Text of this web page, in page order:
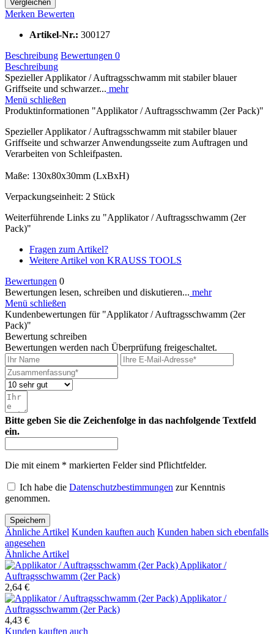
Vergleichen
Merken Bewerten
Artikel-Nr.: 300127
Beschreibung Bewertungen 0
Beschreibung
Spezieller Applikator / Auftragsschwamm mit stabiler blauer
Griffseite und schwarzer... mehr
Menü schließen
Produktinformationen "Applikator / Auftragsschwamm (2er Pack)"
Spezieller Applikator / Auftragsschwamm mit stabiler blauer
Griffseite und schwarzer Anwendungsseite zum Auftragen und
Verarbeiten von Schleifpasten.
Maße: 130x80x30mm (LxBxH)
Verpackungseinheit: 2 Stück
Weiterführende Links zu "Applikator / Auftragsschwamm (2er
Pack)"
Fragen zum Artikel?
Weitere Artikel von KRAUSS TOOLS
Bewertungen 0
Bewertungen lesen, schreiben und diskutieren... mehr
Menü schließen
Kundenbewertungen für "Applikator / Auftragsschwamm (2er
Pack)"
Bewertung schreiben
Bewertungen werden nach Überprüfung freigeschaltet.
Bitte geben Sie die Zeichenfolge in das nachfolgende Textfeld
ein.
Die mit einem * markierten Felder sind Pflichtfelder.
Ich habe die Datenschutzbestimmungen zur Kenntnis
genommen.
Speichern
Ähnliche Artikel Kunden kauften auch Kunden haben sich ebenfalls
angesehen
Ähnliche Artikel
Applikator /
Auftragsschwamm (2er Pack)
2,64 €
Applikator /
Auftragsschwamm (2er Pack)
4,43 €
Kunden kauften auch